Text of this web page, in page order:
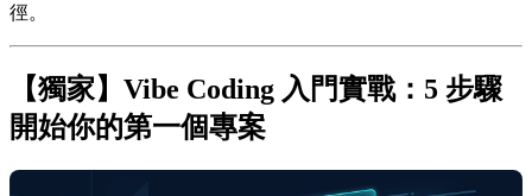
徑。
【獨家】Vibe Coding 入門實戰：5 步驟
開始你的第一個專案